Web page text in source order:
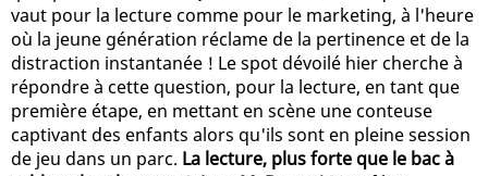
vaut pour la lecture comme pour le marketing, à l'heure
où la jeune génération réclame de la pertinence et de la
distraction instantanée ! Le spot dévoilé hier cherche à
répondre à cette question, pour la lecture, en tant que
première étape, en mettant en scène une conteuse
captivant des enfants alors qu'ils sont en pleine session
de jeu dans un parc. La lecture, plus forte que le bac à